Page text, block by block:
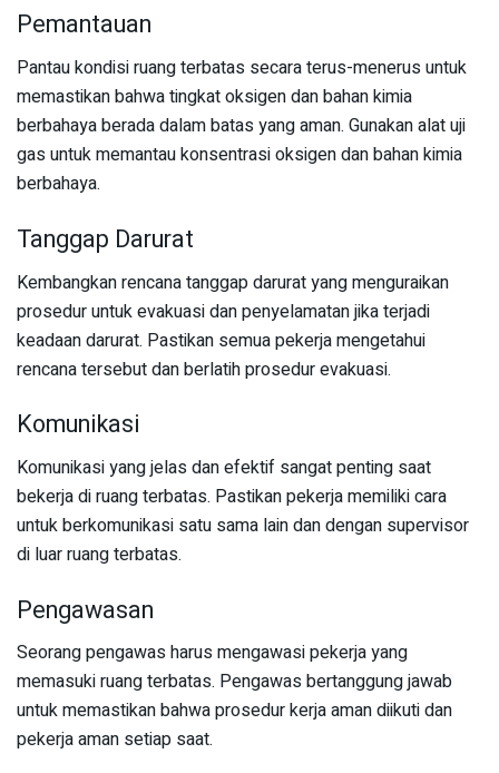
Pemantauan
Pantau kondisi ruang terbatas secara terus-menerus untuk
memastikan bahwa tingkat oksigen dan bahan kimia
berbahaya berada dalam batas yang aman. Gunakan alat uji
gas untuk memantau konsentrasi oksigen dan bahan kimia
berbahaya.
Tanggap Darurat
Kembangkan rencana tanggap darurat yang menguraikan
prosedur untuk evakuasi dan penyelamatan jika terjadi
keadaan darurat. Pastikan semua pekerja mengetahui
rencana tersebut dan berlatih prosedur evakuasi.
Komunikasi
Komunikasi yang jelas dan efektif sangat penting saat
bekerja di ruang terbatas. Pastikan pekerja memiliki cara
untuk berkomunikasi satu sama lain dan dengan supervisor
di luar ruang terbatas.
Pengawasan
Seorang pengawas harus mengawasi pekerja yang
memasuki ruang terbatas. Pengawas bertanggung jawab
untuk memastikan bahwa prosedur kerja aman diikuti dan
pekerja aman setiap saat.